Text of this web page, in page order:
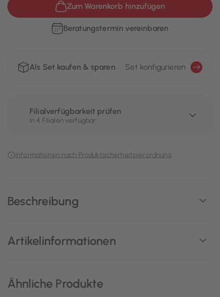
Beschreibung
Artikelinformationen
Zum Warenkorb hinzufügen
Beratungstermin vereinbaren
Als Set kaufen & sparen Set konfigurieren
Filialverfügbarkeit prüfen
In 4 Filialen verfügbar
Informationen nach Produktsicherheitsverordnung